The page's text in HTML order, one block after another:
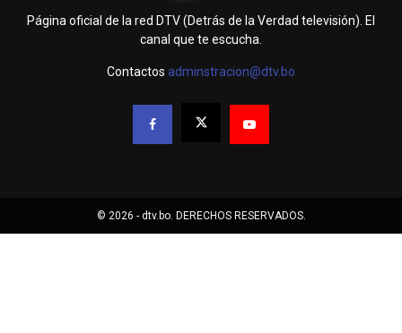
Página oficial de la red DTV (Detrás de la Verdad televisión). El
canal que te escucha.
Contactos adminstracion@dtv.bo
© 2026 - dtv.bo. DERECHOS RESERVADOS.